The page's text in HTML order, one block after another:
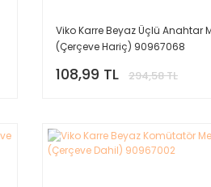
Viko Karre Beyaz Üçlü Anahtar
(Çerçeve Hariç) 90967068
108,99 TL 294,58 TL